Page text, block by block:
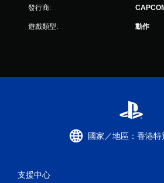
發行商:
遊戲類型: 動作
國家／地區：香港特
支援中心